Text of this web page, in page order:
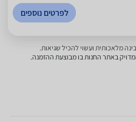
לפרטים נוספים
מלאכותית ועשוי להכיל שגיאות.
באתר החנות בו מבוצעת ההזמנה.